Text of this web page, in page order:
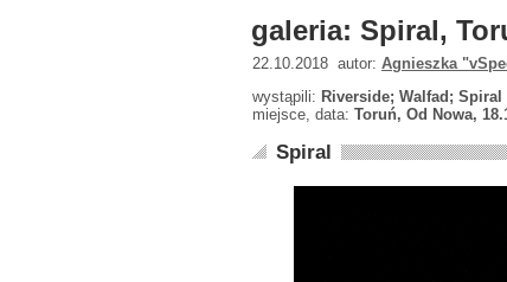
galeria: Spiral,
22.10.2018 autor: Agnieszka
wystąpili: Riverside; Walfad; Spiral
miejsce, data: Toruń, Od Nowa,
Spiral